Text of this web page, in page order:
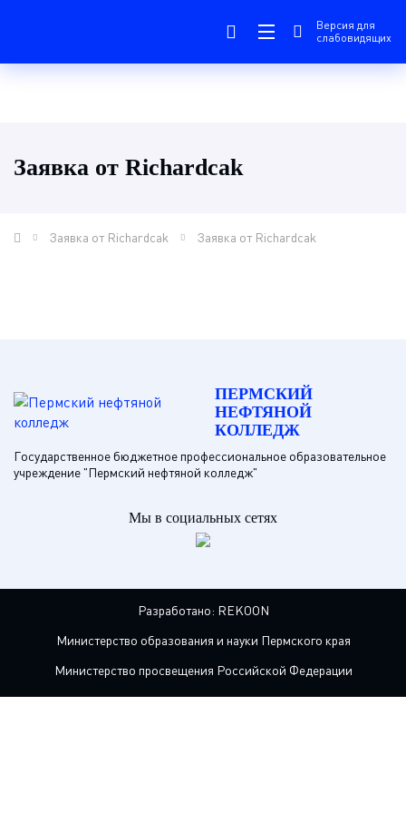
Версия для
слабовидящих
Заявка от Richardcak
Заявка от Richardcak Заявка от Richardcak
ПЕРМСКИЙ
НЕФТЯНОЙ
КОЛЛЕДЖ
Государственное бюджетное профессиональное образовательное
учреждение "Пермский нефтяной колледж"
Мы в социальных сетях
Разработано: REKOON
Министерство образования и науки Пермского края
Министерство просвещения Российской Федерации